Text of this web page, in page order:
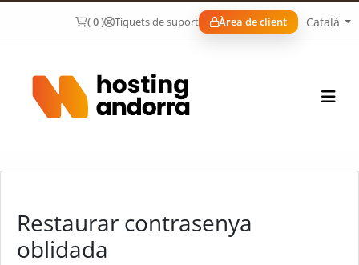
( 0 ) Tiquets de suport Àrea de client Català
Restaurar contrasenya
oblidada